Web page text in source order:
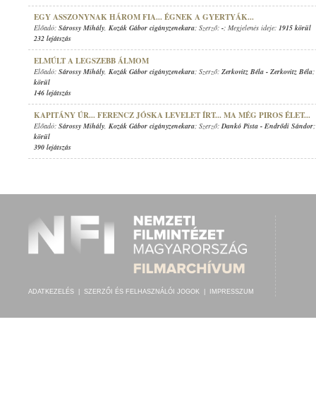
EGY ASSZONYNAK HÁROM FIA... ÉGNEK A GYERTYÁK...
Előadó: Sárossy Mihály, Kozák Gábor cigányzenekara; Szerző: -; Megjelenés ideje: 1915 körül
232 lejátszás
ELMÚLT A LEGSZEBB ÁLMOM
Előadó: Sárossy Mihály, Kozák Gábor cigányzenekara; Szerző: Zerkovitz Béla - Zerkovitz Béla;
körül
146 lejátszás
KAPITÁNY ÚR... FERENCZ JÓSKA LEVELET ÍRT... MA MÉG PIROS ÉLET...
Előadó: Sárossy Mihály, Kozák Gábor cigányzenekara; Szerző:Dankó Pista - Endrődi Sándor
körül
390 lejátszás
ADATKEZELÉS SZERZŐI ÉS FELHASZNÁLÓI JOGOK IMPRESSZUM